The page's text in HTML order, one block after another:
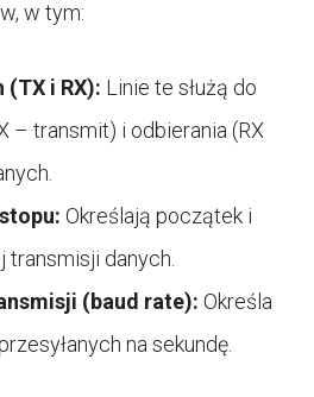
w tym:
(TX i RX): Linie te służą do
– transmit) i odbierania (RX
Określają początek i
transmisji danych.
(baud rate): Określa
na sekundę.